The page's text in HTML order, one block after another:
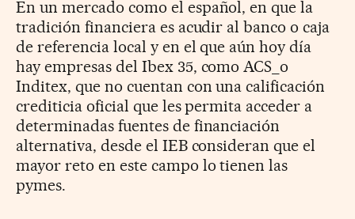
En un mercado como el español, en que la
tradición financiera es acudir al banco o caja
de referencia local y en el que aún hoy día
hay empresas del Ibex 35, como ACS_o
Inditex, que no cuentan con una calificación
crediticia oficial que les permita acceder a
determinadas fuentes de financiación
alternativa, desde el IEB consideran que el
mayor reto en este campo lo tienen las
pymes.